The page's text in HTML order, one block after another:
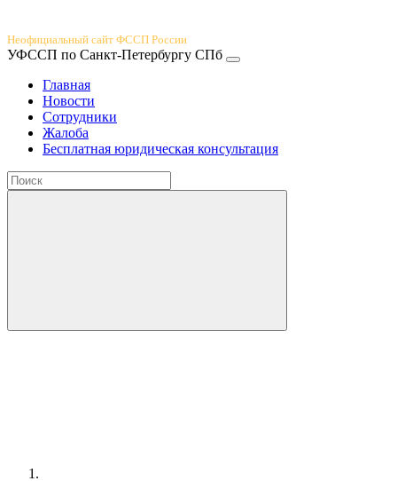
Неофициальный сайт ФССП России
УФССП по Санкт-Петербургу СПб
Главная
Новости
Сотрудники
Жалоба
Бесплатная юридическая консультация